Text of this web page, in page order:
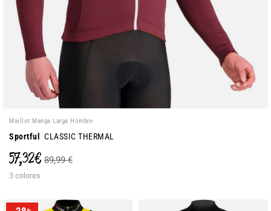
Maillot Manga Larga Hombre
Sportful CLASSIC THERMAL
57,32 € 89,99 €
3 colores